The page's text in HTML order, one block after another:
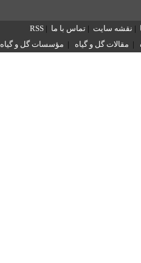
| نقشه سایت | تماس با ما |
RSS
| مقالات گل و گیاه | مؤسسات گل و گیاه